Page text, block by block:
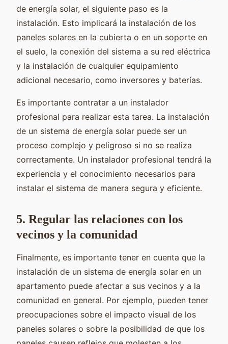
de energía solar, el siguiente paso es la
instalación. Esto implicará la instalación de los
paneles solares en la cubierta o en un soporte en
el suelo, la conexión del sistema a su red eléctrica
y la instalación de cualquier equipamiento
adicional necesario, como inversores y baterías.
Es importante contratar a un instalador
profesional para realizar esta tarea. La instalación
de un sistema de energía solar puede ser un
proceso complejo y peligroso si no se realiza
correctamente. Un instalador profesional tendrá la
experiencia y el conocimiento necesarios para
instalar el sistema de manera segura y eficiente.
5. Regular las relaciones con los
vecinos y la comunidad
Finalmente, es importante tener en cuenta que la
instalación de un sistema de energía solar en un
apartamento puede afectar a sus vecinos y a la
comunidad en general. Por ejemplo, pueden tener
preocupaciones sobre el impacto visual de los
paneles solares o sobre la posibilidad de que los